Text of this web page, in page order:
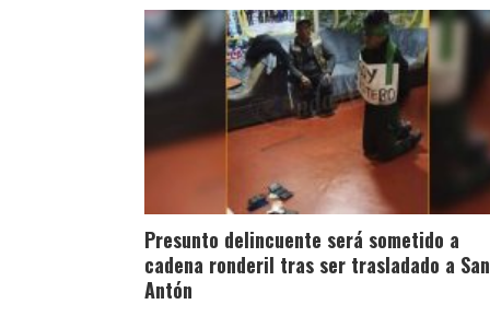
Presunto delincuente será sometido a
cadena ronderil tras ser trasladado a San
Antón